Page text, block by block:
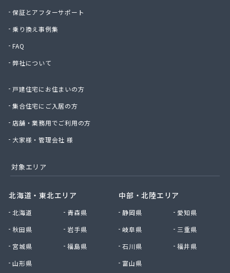
山陽ガス株式会社 倉敷営業所/
山陽商事株式会社津山出張所/
酒井石油店/
酒津商事株式会社 本社/
小松原米穀燃料有限会社/
小川プロパン有限会社/
松本商事有限会社/
上野油業株式会社 本社・玉島LPガス営業所/
水島ガス株式会社本社液化ガス部/
水島高圧瓦斯株式会社/
西大寺石油株式会社/
青木ガス機器産業株式会社笠岡営業所/
石橋商店/
石田石油店/
川村プロパン店/
保証とアフターサポート
乗り換え事例集
FAQ
弊社について
戸建住宅にお住まいの方
集合住宅にご入居の方
店舗・業務用でご利用の方
大家様・管理会社 様
対象エリア
北海道・東北エリア
北海道
青森県
秋田県
岩手県
宮城県
福島県
山形県
中部・北陸エリア
静岡県
愛知県
岐阜県
三重県
石川県
福井県
富山県